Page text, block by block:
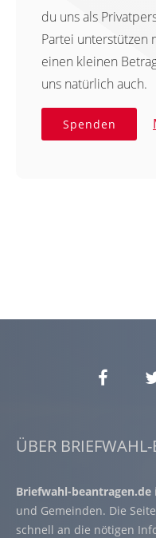
du uns als
Partei unterstützen
einen kleinen
uns natürlich auch.
Spenden
ÜBER
Briefwahl-beantragen.de
und Gemeinden. Die
schnell an die nötigen